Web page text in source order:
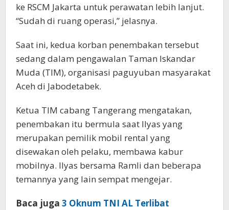
ke RSCM Jakarta untuk perawatan lebih lanjut.
“Sudah di ruang operasi,” jelasnya.
Saat ini, kedua korban penembakan tersebut
sedang dalam pengawalan Taman Iskandar
Muda (TIM), organisasi paguyuban masyarakat
Aceh di Jabodetabek.
Ketua TIM cabang Tangerang mengatakan,
penembakan itu bermula saat Ilyas yang
merupakan pemilik mobil rental yang
disewakan oleh pelaku, membawa kabur
mobilnya. Ilyas bersama Ramli dan beberapa
temannya yang lain sempat mengejar.
Baca juga 3 Oknum TNI AL Terlibat